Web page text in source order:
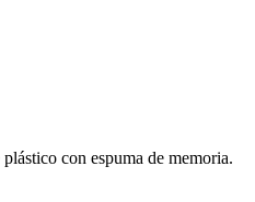
con espuma de memoria.